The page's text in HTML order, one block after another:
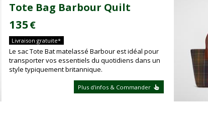
Tote Bag Barbour Quilt
135€
Livraison gratuite*
Le sac Tote Bat matelassé Barbour est idéal pour
transporter vos essentiels du quotidiens dans un
style typiquement britannique.
Plus d'infos & Commander